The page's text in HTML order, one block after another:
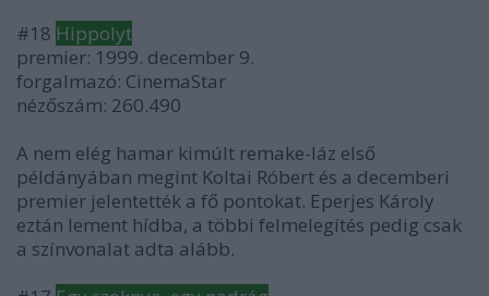
#18 Hippolyt
premier: 1999. december 9.
forgalmazó: CinemaStar
nézőszám: 260.490
A nem elég hamar kimúlt remake-láz első
példányában megint Koltai Róbert és a decemberi
premier jelentették a fő pontokat. Eperjes Károly
eztán lement hídba, a többi felmelegítés pedig csak
a színvonalat adta alább.